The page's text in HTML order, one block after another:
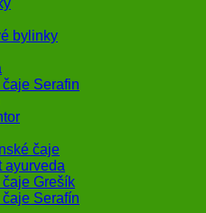
bylinky
čaje Serafin
čaje
ayurveda
čaje Grešík
čaje Serafín